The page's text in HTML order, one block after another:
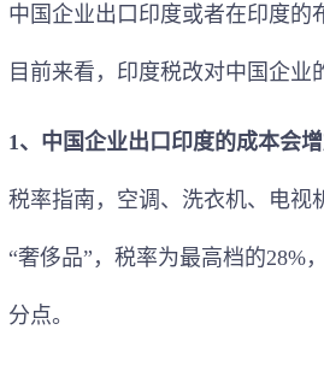
中国企业出口印度或者在印度的
目前来看，印度税改对中国企业
1、中国企业出口印度的成本会增
税率指南，空调、洗衣机、电视
“奢侈品”，税率为最高档的28%
分点。